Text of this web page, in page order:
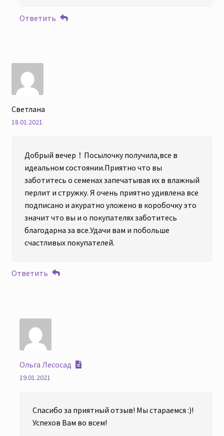
Ответить
Светлана
18.01.2021
Добрый вечер！Посылочку получила,все в
идеальном состоянии.Приятно что вы
заботитесь о семенах запечатывая их в влажный
перлит и стружку. Я очень приятно удивлена все
подписано и акуратно уложено в коробочку это
значит что вы и о покупателях заботитесь
благодарна за все.Удачи вам и побольше
счастливых покупателей.
Ответить
Ольга Лесосад
19.01.2021
Спасибо за приятный отзыв! Мы стараемся :)!
Успехов Вам во всем!